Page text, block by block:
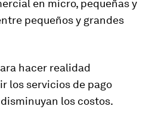
en micro, pequeñas y
pequeños y grandes
hacer realidad
los servicios de pago
los costos.